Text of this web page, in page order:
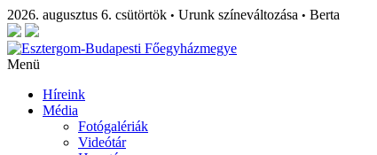
2026. augusztus 6. csütörtök • Urunk színeváltozása • Berta
Menü
Híreink
Média
Fotógalériák
Videótár